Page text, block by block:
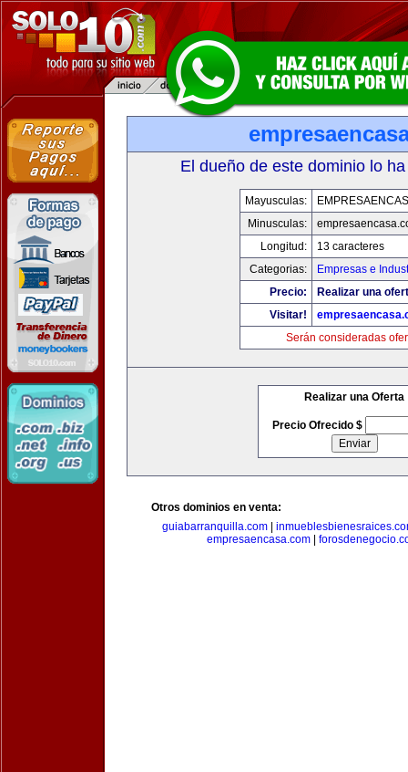
El dueño de este dominio lo
Mayusculas:
Minusculas:
Longitud:
13 caracteres
Categorias:
Empresas e
Precio:
Realizar una
Visitar!
Serán consideradas
Realizar una Oferta
Precio Ofrecido $
Otros dominios en venta:
guiabarranquilla.com|
empresaencasa.com|